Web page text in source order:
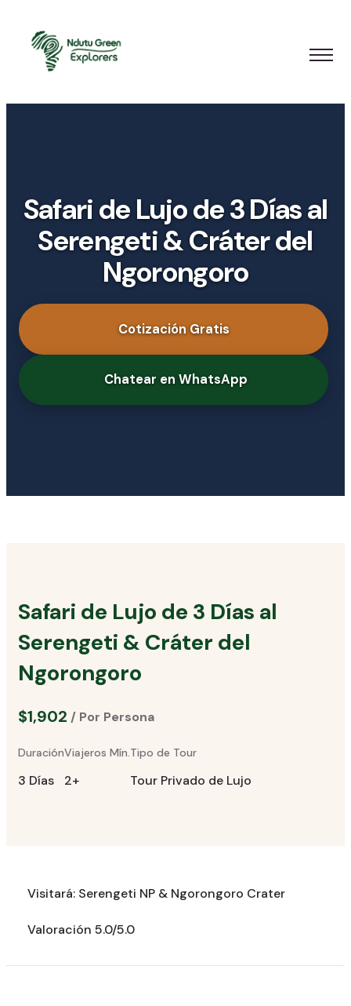
Safari de Lujo de 3 Días al
Serengeti & Cráter del
Ngorongoro
Cotización Gratis
Chatear en WhatsApp
Safari de Lujo de 3 Días al
Serengeti & Cráter del
Ngorongoro
$1,902 / Por Persona
Duración
3 Días
Viajeros Mín.
2+
Tipo de Tour
Tour Privado de Lujo
Visitará: Serengeti NP & Ngorongoro Crater
Valoración 5.0/5.0